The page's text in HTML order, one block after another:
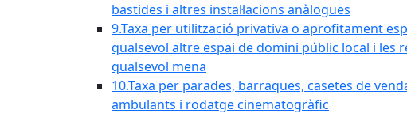
bastides i altres instal·lacions anàlogues
9.Taxa per utilització privativa o aprofitament
qualsevol altre espai de domini públic local i les
qualsevol mena
10.Taxa per parades, barraques, casetes de
ambulants i rodatge cinematogràfic